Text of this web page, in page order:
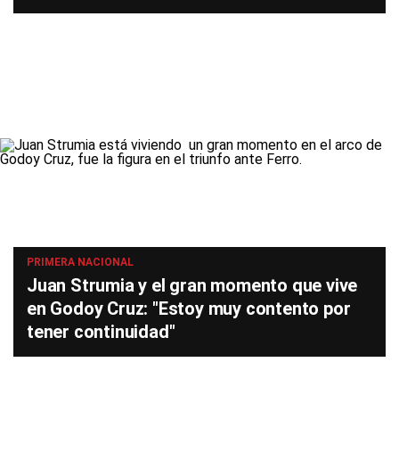
PRIMERA NACIONAL
Juan Strumia y el gran momento que vive
en Godoy Cruz: "Estoy muy contento por
tener continuidad"